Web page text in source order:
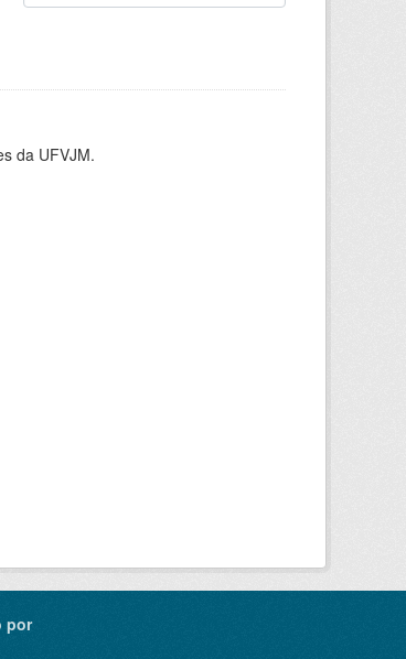
da UFVJM.
por